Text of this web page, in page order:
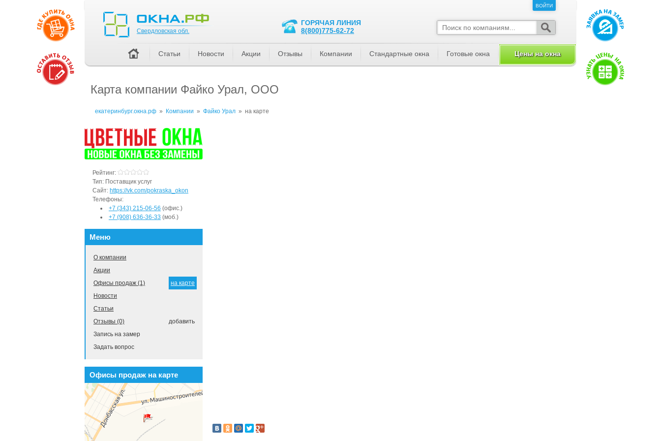
Карта компании Файко Урал, ООО
екатеринбург.окна.рф » Компании » Файко Урал » на карте
Рейтинг:
Тип: Поставщик услуг
Сайт: https://vk.com/pokraska_okon
Телефоны:
+7 (343) 215-06-56 (офис.)
+7 (908) 636-36-33 (моб.)
Меню
О компании
Акции
на карте
Офисы продаж (1)
Новости
Статьи
добавить
Отзывы (0)
Запись на замер
Задать вопрос
Офисы продаж на карте
ВОЙТИ
Свердловская обл.
ГОРЯЧАЯ ЛИНИЯ
8(800)775-62-72
Статьи Новости Акции Отзывы Компании Стандартные окна Готовые окна Цены на окна
ВОЙТИ